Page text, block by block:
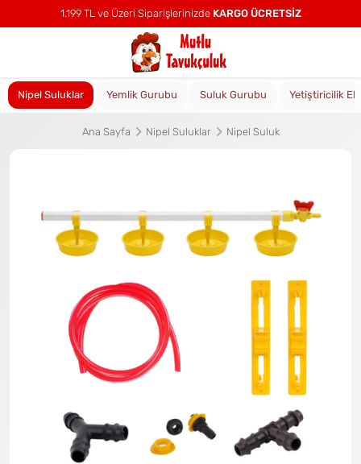
1.199 TL ve Üzeri Siparişlerinizde KARGO ÜCRETSİZ
Nipel Suluklar Yemlik Gurubu Suluk Gurubu Yetiştiricilik
Ana Sayfa Nipel Suluklar Nipel Suluk